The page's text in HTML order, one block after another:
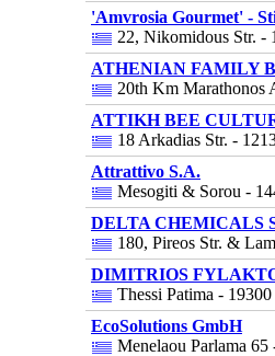
'Amvrosia Gourmet' -
22, Nikomidous Str. -
ATHENIAN FAMILY
20th Km Marathonos
ATTIKH BEE
18 Arkadias Str. -
Attrattivo S.A.
Mesogiti & Sorou -
DELTA CHEMICALS
180, Pireos Str. &
DIMITRIOS
Thessi Patima -
EcoSolutions GmbH
Menelaou Parlama